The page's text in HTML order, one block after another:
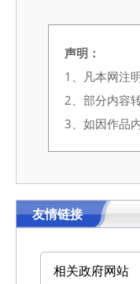
声明：
1、凡本网注
2、部分内容
3、如因作品
友情链接
相关政府网站